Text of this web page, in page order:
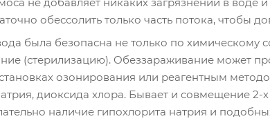
обессолить только часть потока, чтобы
была безопасна не только по химическому
(стерилизацию). Обеззараживание может
озонирования или реагентным
диоксида хлора. Бывает и совмещение 2-
наличие гипохлорита натрия и